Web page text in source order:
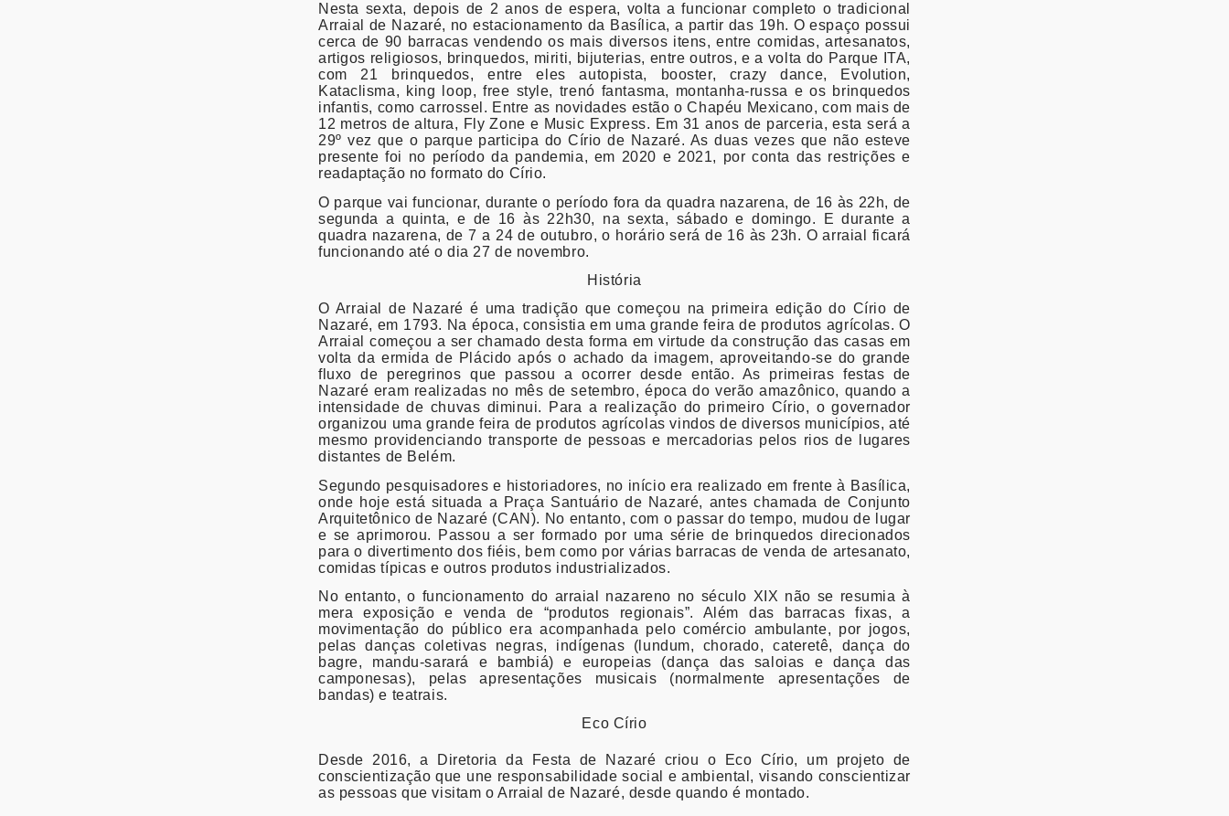
Nesta sexta, depois de 2 anos de espera, volta a funcionar completo o tradicional
Arraial de Nazaré, no estacionamento da Basílica, a partir das 19h. O espaço possui
cerca de 90 barracas vendendo os mais diversos itens, entre comidas, artesanatos,
artigos religiosos, brinquedos, miriti, bijuterias, entre outros, e a volta do Parque ITA,
com 21 brinquedos, entre eles autopista, booster, crazy dance, Evolution,
Kataclisma, king loop, free style, trenó fantasma, montanha-russa e os brinquedos
infantis, como carrossel. Entre as novidades estão o Chapéu Mexicano, com mais de
12 metros de altura, Fly Zone e Music Express. Em 31 anos de parceria, esta será a
29º vez que o parque participa do Círio de Nazaré. As duas vezes que não esteve
presente foi no período da pandemia, em 2020 e 2021, por conta das restrições e
readaptação no formato do Círio.
O parque vai funcionar, durante o período fora da quadra nazarena, de 16 às 22h, de
segunda a quinta, e de 16 às 22h30, na sexta, sábado e domingo. E durante a
quadra nazarena, de 7 a 24 de outubro, o horário será de 16 às 23h. O arraial ficará
funcionando até o dia 27 de novembro.
História
O Arraial de Nazaré é uma tradição que começou na primeira edição do Círio de
Nazaré, em 1793. Na época, consistia em uma grande feira de produtos agrícolas. O
Arraial começou a ser chamado desta forma em virtude da construção das casas em
volta da ermida de Plácido após o achado da imagem, aproveitando-se do grande
fluxo de peregrinos que passou a ocorrer desde então. As primeiras festas de
Nazaré eram realizadas no mês de setembro, época do verão amazônico, quando a
intensidade de chuvas diminui. Para a realização do primeiro Círio, o governador
organizou uma grande feira de produtos agrícolas vindos de diversos municípios, até
mesmo providenciando transporte de pessoas e mercadorias pelos rios de lugares
distantes de Belém.
Segundo pesquisadores e historiadores, no início era realizado em frente à Basílica,
onde hoje está situada a Praça Santuário de Nazaré, antes chamada de Conjunto
Arquitetônico de Nazaré (CAN). No entanto, com o passar do tempo, mudou de lugar
e se aprimorou. Passou a ser formado por uma série de brinquedos direcionados
para o divertimento dos fiéis, bem como por várias barracas de venda de artesanato,
comidas típicas e outros produtos industrializados.
No entanto, o funcionamento do arraial nazareno no século XIX não se resumia à
mera exposição e venda de “produtos regionais”. Além das barracas fixas, a
movimentação do público era acompanhada pelo comércio ambulante, por jogos,
pelas danças coletivas negras, indígenas (lundum, chorado, cateretê, dança do
bagre, mandu-sarará e bambiá) e europeias (dança das saloias e dança das
camponesas), pelas apresentações musicais (normalmente apresentações de
bandas) e teatrais.
Eco Círio
Desde 2016, a Diretoria da Festa de Nazaré criou o Eco Círio, um projeto de
conscientização que une responsabilidade social e ambiental, visando conscientizar
as pessoas que visitam o Arraial de Nazaré, desde quando é montado.